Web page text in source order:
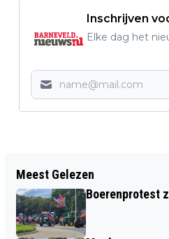
Inschrijven
Elke dag het
ZATERDAG 29 OKTOBER |
SNOEIAFVAL
Meest Gelezen
Boerenprotest